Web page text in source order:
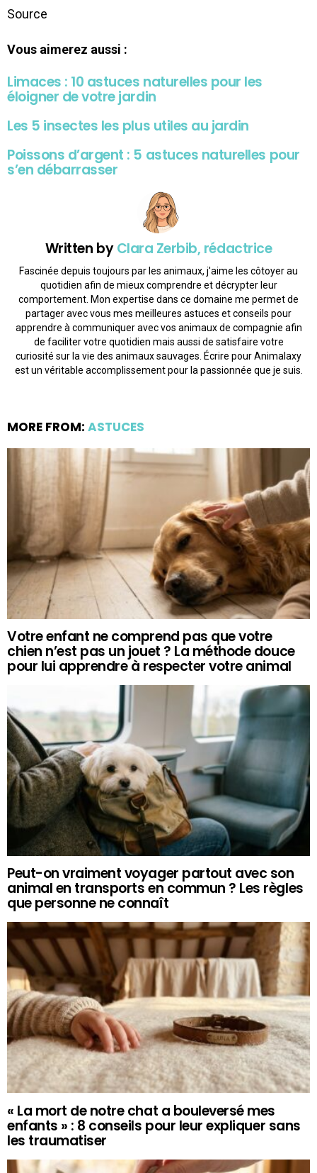
Source
Vous aimerez aussi :
Limaces : 10 astuces naturelles pour les
éloigner de votre jardin
Les 5 insectes les plus utiles au jardin
Poissons d’argent : 5 astuces naturelles pour
s’en débarrasser
Written byClara Zerbib, rédactrice
Fascinée depuis toujours par les animaux, j'aime les côtoyer au
quotidien afin de mieux comprendre et décrypter leur
comportement. Mon expertise dans ce domaine me permet de
partager avec vous mes meilleures astuces et conseils pour
apprendre à communiquer avec vos animaux de compagnie afin
de faciliter votre quotidien mais aussi de satisfaire votre
curiosité sur la vie des animaux sauvages. Écrire pour Animalaxy
est un véritable accomplissement pour la passionnée que je suis.
MORE FROM: ASTUCES
Votre enfant ne comprend pas que votre
chien n’est pas un jouet ? La méthode douce
pour lui apprendre à respecter votre animal
Peut-on vraiment voyager partout avec son
animal en transports en commun ? Les règles
que personne ne connaît
« La mort de notre chat a bouleversé mes
enfants » : 8 conseils pour leur expliquer sans
les traumatiser